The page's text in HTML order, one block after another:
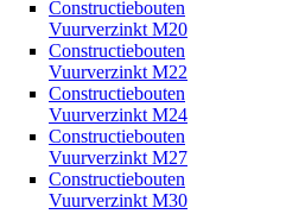
Constructiebouten
Vuurverzinkt M20
Constructiebouten
Vuurverzinkt M22
Constructiebouten
Vuurverzinkt M24
Constructiebouten
Vuurverzinkt M27
Constructiebouten
Vuurverzinkt M30